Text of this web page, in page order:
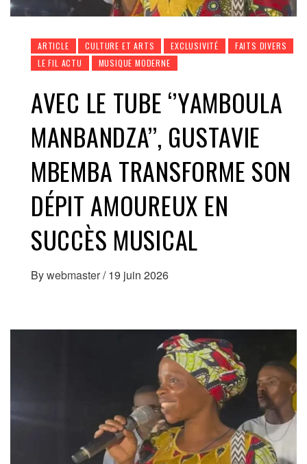
ARTICLE CULTURE ET ARTS EXCLUSIVITÉ
FAITS DIVERS
LE FIL ACTU
MUSIQUE MODERNE
AVEC LE TUBE ‘’YAMBOULA
MANBANDZA’’, GUSTAVIE
MBEMBA TRANSFORME SON
DÉPIT AMOUREUX EN
SUCCÈS MUSICAL
Bywebmaster/ 19 juin 2026